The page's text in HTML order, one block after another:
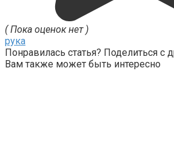
( Пока оценок нет )
рука
Понравилась статья? Поделиться с
Вам также может быть интересно